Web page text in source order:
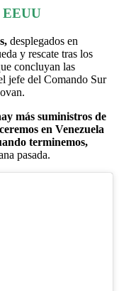
desplegados en
y rescate tras los
concluyan las
jefe del Comando Sur
más suministros de
en Venezuela
terminemos,
pasada.